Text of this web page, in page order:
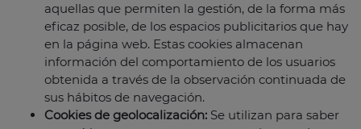
aquellas que permiten la gestión, de la forma más
eficaz posible, de los espacios publicitarios que hay
en la página web. Estas cookies almacenan
información del comportamiento de los usuarios
obtenida a través de la observación continuada de
sus hábitos de navegación.
Cookies de geolocalización: Se utilizan para saber